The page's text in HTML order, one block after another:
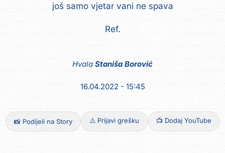
još samo vjetar vani ne spava
Ref.
Hvala Staniša Borović
16.04.2022 - 15:45
📸 Podijeli na Story ⚠️ Prijavi grešku 📺 Dodaj YouTube